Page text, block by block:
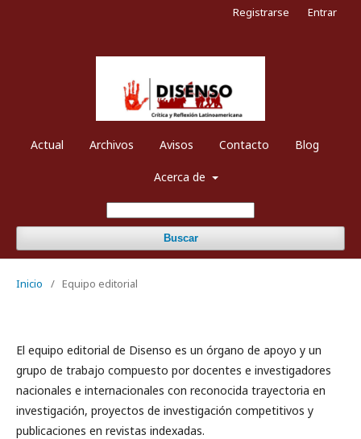
Actual Archivos Avisos Contacto Blog
Acerca de
Buscar
Registrarse Entrar
Inicio / Equipo editorial
El equipo editorial de Disenso es un órgano de apoyo y un
grupo de trabajo compuesto por docentes e investigadores
nacionales e internacionales con reconocida trayectoria en
investigación, proyectos de investigación competitivos y
publicaciones en revistas indexadas.